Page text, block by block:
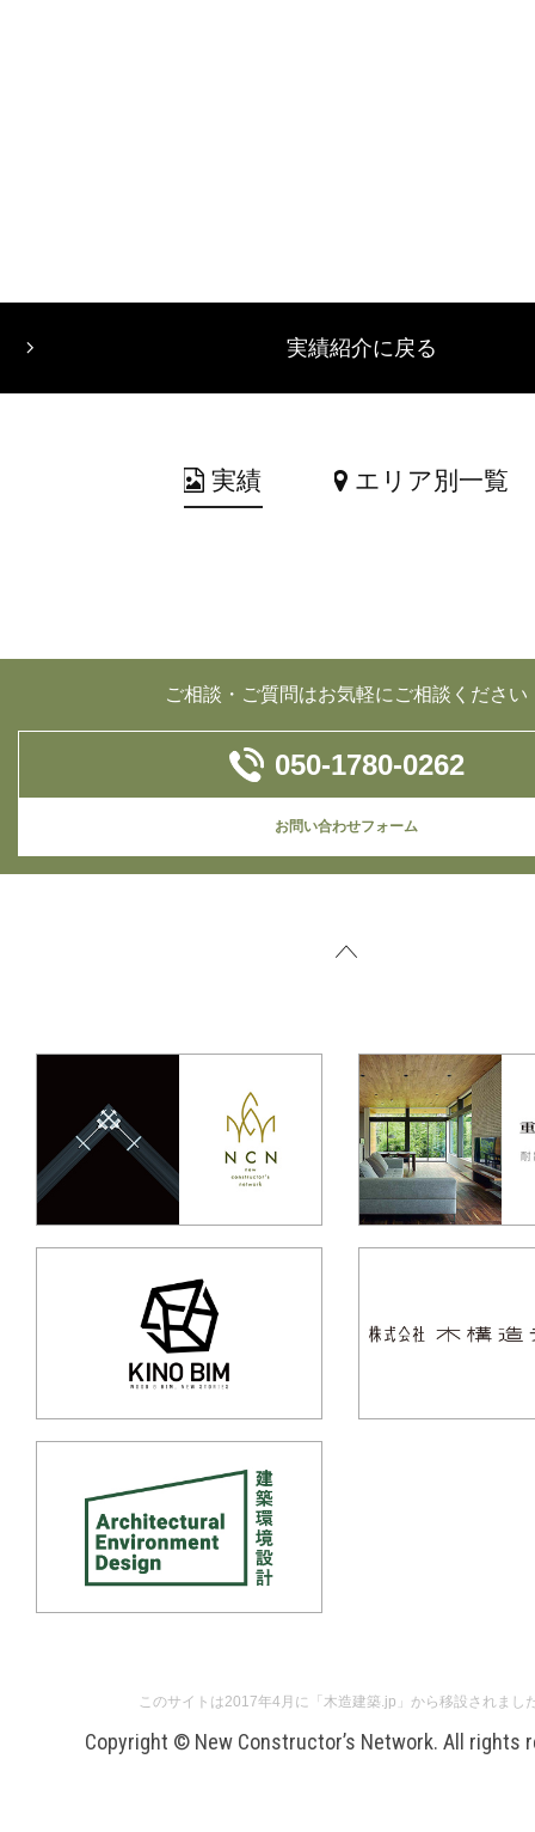
実績紹介に戻る
実績 エリア別一覧
ご相談・ご質問はお気軽にご相談ください
050-1780-0262
お問い合わせフォーム
このサイトは2017年4月に「木造建築.jp」から移設されまし
Copyright © New Constructor’s Network. All rights